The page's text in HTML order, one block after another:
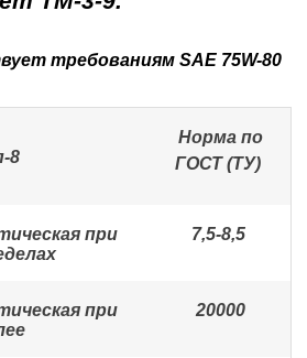
требованиям SAE 75W-80
8
Норма по
ГОСТ (ТУ)
при
7,5-8,5
при
20000